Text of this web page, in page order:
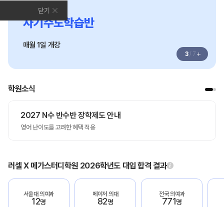
닫기
2027
자기주도학습반
매월 1일 개강
3/ 7 +
학원소식
2027 N수 반수반 장학제도 안내
영어 난이도를 고려한 혜택 적용
러셀 X 메가스터디학원 2026학년도 대입 합격 결과
서울대 의예과
12명
메이저 의대
82명
전국 의예과
771명